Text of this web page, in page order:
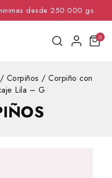
desde 250.000 gs.
0
/ Corpiños / Corpiño con
Lila – G